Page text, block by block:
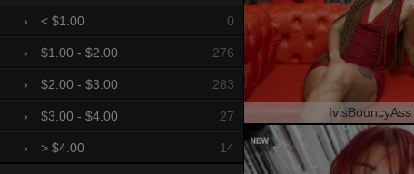
› < $1.00 0
› $1.00 - $2.00 276
› $2.00 - $3.00 283
› $3.00 - $4.00 27
› > $4.00 14
IvisBouncyAss